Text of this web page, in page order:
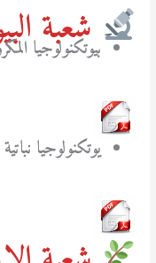
شعبة
بيوتكنولوجيا
يوتكنولوجيا نباتية